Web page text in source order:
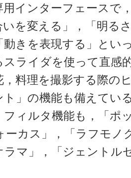
用インターフェースで
を変える」，「明る
きを表現する」とい
スライダを使って直感
料理を撮影する際の
ト」の機能も備えてい
ィルタ機能も，「ポ
ーカス」，「ラフモノ
ラマ」，「ジェントル